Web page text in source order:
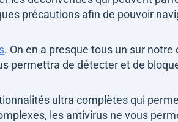
précautions afin de pouvoir
. On en a presque tous un sur notre
permettra de détecter et de
ultra complètes qui
les antivirus ne vous